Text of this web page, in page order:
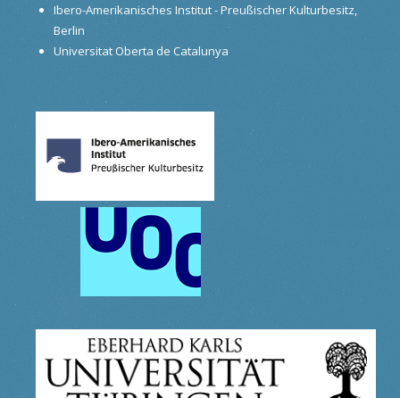
Ibero-Amerikanisches Institut - Preußischer Kulturbesitz,
Berlin
Universitat Oberta de Catalunya